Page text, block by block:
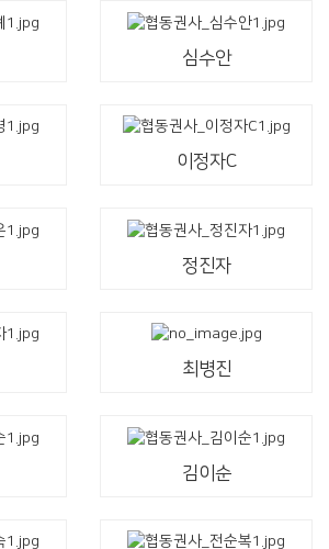
심수안
이정자C
정진자
최병진
김이순